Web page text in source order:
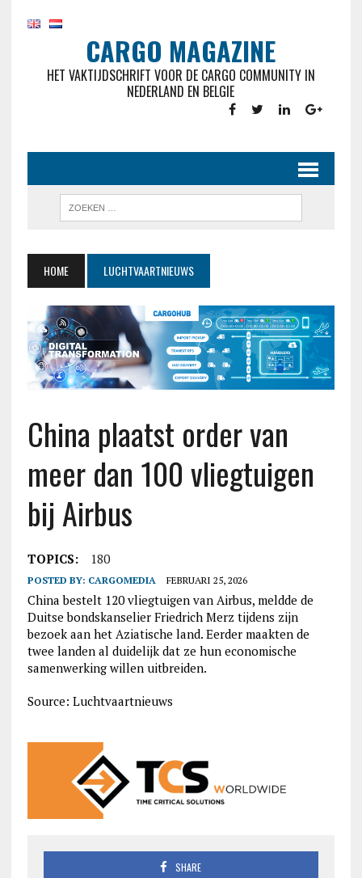
CARGO MAGAZINE
HET VAKTIJDSCHRIFT VOOR DE CARGO COMMUNITY IN
NEDERLAND EN BELGIE
HOME LUCHTVAARTNIEUWS
China plaatst order van
meer dan 100 vliegtuigen
bij Airbus
TOPICS: 180
POSTED BY: CARGOMEDIA FEBRUARI 25, 2026
China bestelt 120 vliegtuigen van Airbus, meldde de
Duitse bondskanselier Friedrich Merz tijdens zijn
bezoek aan het Aziatische land. Eerder maakten de
twee landen al duidelijk dat ze hun economische
samenwerking willen uitbreiden.
Source: Luchtvaartnieuws
SHARE